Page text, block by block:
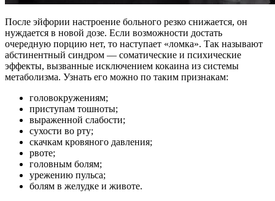
После эйфории настроение больного резко снижается, он
нуждается в новой дозе. Если возможности достать
очередную порцию нет, то наступает «ломка». Так называют
абстинентный синдром — соматические и психические
эффекты, вызванные исключением кокаина из системы
метаболизма. Узнать его можно по таким признакам:
головокружениям;
приступам тошноты;
выраженной слабости;
сухости во рту;
скачкам кровяного давления;
рвоте;
головным болям;
урежению пульса;
болям в желудке и животе.